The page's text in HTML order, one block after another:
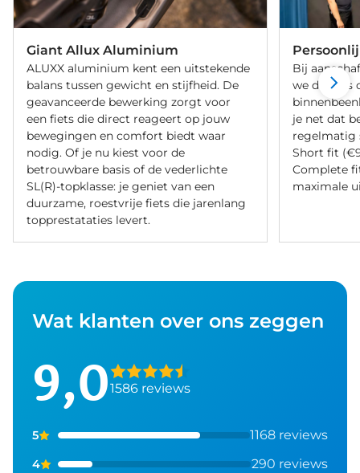
Giant Allux Aluminium
ALUXX aluminium kent een uitstekende
balans tussen gewicht en stijfheid. De
geavanceerde bewerking zorgt voor
een fiets die direct reageert op jouw
bewegingen en comfort biedt waar
nodig. Of je nu kiest voor de
betrouwbare basis of de vederlichte
SL(R)-topklasse: je geniet van een
duurzame, roestvrije fiets die jarenlang
topprestataties levert.
Bij
we de fiets
je net dat
regelmatig
Short fit
Complete
maximale
Wat klanten over ons zeggen
9,01586 reviews
5 1168 reviews
4 290 reviews